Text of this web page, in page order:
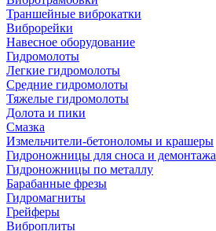
Траншейные виброкатки
Виброрейки
Навесное оборудование
Гидромолоты
Легкие гидромолоты
Средние гидромолоты
Тяжелые гидромолоты
Долота и пики
Смазка
Измельчители-бетоноломы и крашеры
Гидроножницы для сноса и демонтажа
Гидроножницы по металлу
Барабанные фрезы
Гидромагниты
Грейферы
Виброплиты